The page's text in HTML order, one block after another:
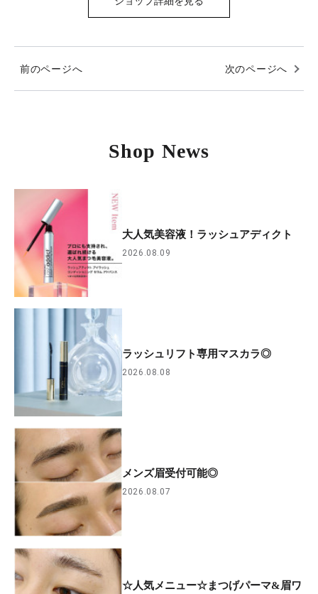
前のページへ 次のページへ
Shop News
大人気美容液！ラッシュアディクト
2026.08.09
ラッシュリフト専用マスカラ◎
2026.08.08
メンズ眉受付可能◎
2026.08.07
☆人気メニュー☆まつげパーマ&眉ワ